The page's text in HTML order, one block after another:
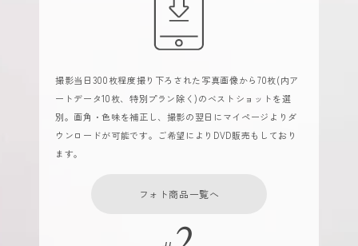
撮影当日300枚程度撮り下ろされた写真画像から70枚(内ア
ートデータ10枚、特別プラン除く)のベストショットを選
別。画角・色味を補正し、撮影の翌日にマイページよりダ
ウンロードが可能です。ご希望によりDVD販売もしており
ます。
フォト商品一覧へ